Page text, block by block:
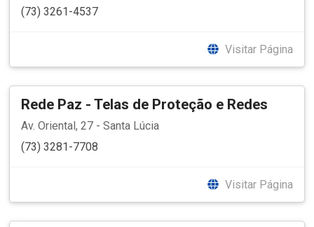
(73) 3261-4537
Visitar Página
Rede Paz - Telas de Proteção e Redes
Av. Oriental, 27 - Santa Lúcia
(73) 3281-7708
Visitar Página